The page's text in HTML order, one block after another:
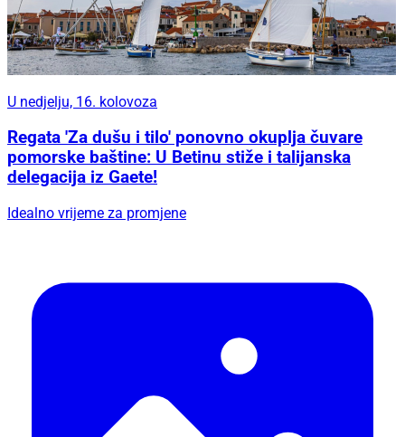
U nedjelju, 16. kolovoza
Regata 'Za dušu i tilo' ponovno okuplja čuvare
pomorske baštine: U Betinu stiže i talijanska
delegacija iz Gaete!
Idealno vrijeme za promjene